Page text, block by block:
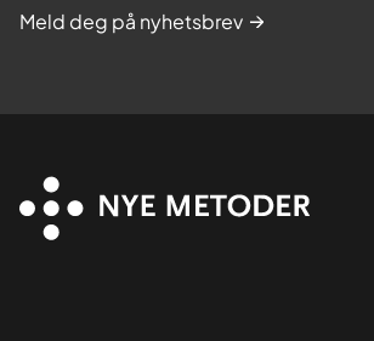
Meld deg på nyhetsbrev